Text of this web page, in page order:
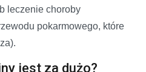
leczenie choroby
pokarmowego, które
jest za dużo?